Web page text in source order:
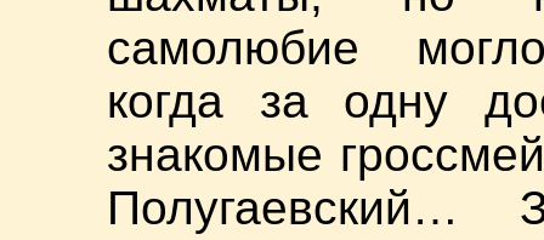
самолюбие
когда за одну
знакомые